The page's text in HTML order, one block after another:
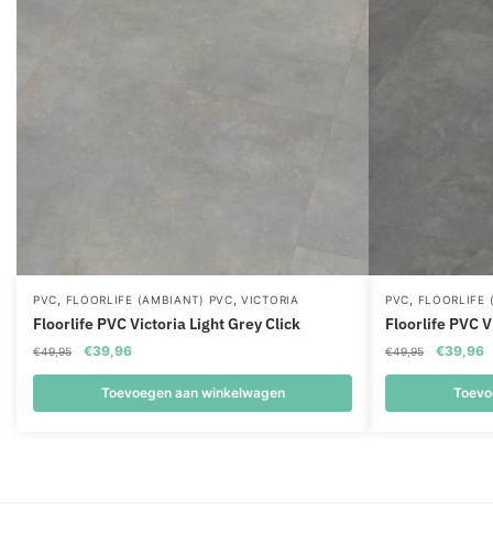
PVC, FLOORLIFE (AMBIANT) PVC,VICTORIA
Floorlife PVC Victoria Light Grey Click
€49,95
Oorspronkelijke
prijs
was:
€49,95.
€39,96Huidige
prijs
is:
€39,96.
Toevoegen aan winkelwagen
PVC, FLOORLIFE
Floorlife PVC
€49,95
prijs
was:
€49,95.
€39,96